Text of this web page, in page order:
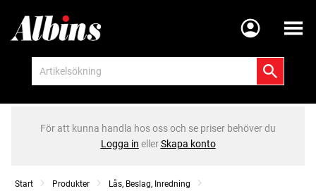
Meny
För att kunna handla hos oss och se priser behöver du
Logga in ellerSkapa konto
Start Produkter
Lås, Beslag, Inredning